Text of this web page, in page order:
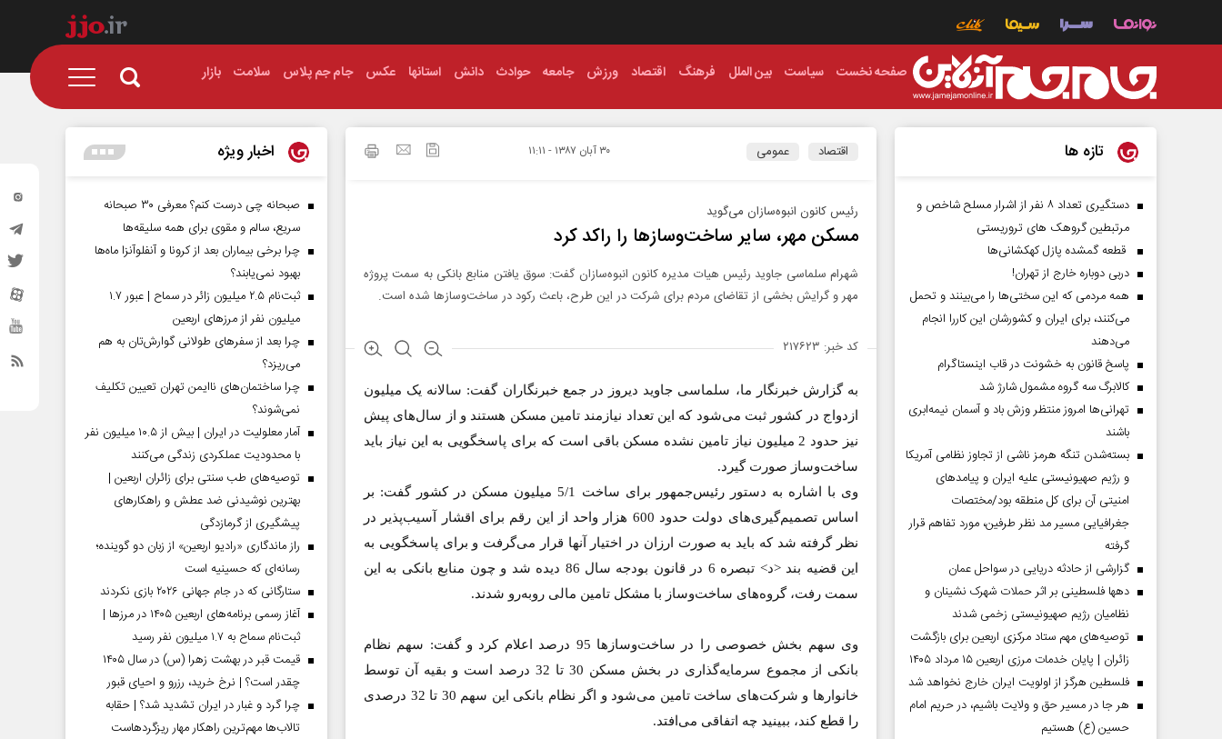
صفحه نخست سیاست بین الملل فرهنگ اقتصاد ورزش جامعه حوادث دانش استانها عکس جام جم پلاس سلامت بازار
اقتصاد عمومی ۳۰ آبان ۱۳۸۷ - ۱۱:۱۱
رئیس کانون انبوه‌سازان می‌گوید
مسکن مهر، سایر ساخت‌وسازها را راکد کرد
شهرام سلماسی جاوید رئیس هیات مدیره کانون انبوه‌سازان گفت: سوق یافتن منابع بانکی به سمت پروژه
مهر و گرایش بخشی از تقاضای مردم برای شرکت در این طرح، باعث رکود در ساخت‌وسازها شده است.
کد خبر: ۲۱۷۶۲۳
به گزارش خبرنگار ما، سلماسی جاوید دیروز در جمع خبرنگاران گفت: سالانه یک میلیون
ازدواج در کشور ثبت می‌شود که این تعداد نیازمند تامین مسکن هستند و از سال‌های پیش
نیز حدود 2 میلیون نیاز تامین نشده مسکن باقی است که برای پاسخگویی به این نیاز باید
ساخت‌وساز صورت گیرد.
وی با اشاره به دستور رئیس‌جمهور برای ساخت 5/1 میلیون مسکن در کشور گفت: بر
اساس تصمیم‌گیری‌های دولت حدود 600 هزار واحد از این رقم برای اقشار آسیب‌پذیر در
نظر گرفته شد که باید به صورت ارزان در اختیار آنها قرار می‌گرفت و برای پاسخگویی به
این قضیه بند <د> تبصره 6 در قانون بودجه سال 86 دیده شد و چون منابع بانکی به این
سمت رفت، گروه‌های ساخت‌وساز با مشکل تامین مالی روبه‌رو شدند.
وی سهم بخش خصوصی را در ساخت‌وسازها 95 درصد اعلام کرد و گفت: سهم نظام
بانکی از مجموع سرمایه‌گذاری در بخش مسکن 30 تا 32 درصد است و بقیه آن توسط
خانوارها و شرکت‌های ساخت تامین می‌شود و اگر نظام بانکی این سهم 30 تا 32 درصدی
را قطع کند، ببینید چه اتفاقی می‌افتد.
تازه ها
دستگیری تعداد ۸ نفر از اشرار مسلح شاخص و
مرتبطین گروهک های تروریستی
قطعه گمشده پازل کهکشانی‌ها
دربی دوباره خارج از تهران!
همه مردمی که این سختی‌ها را می‌بینند و تحمل
می‌کنند، برای ایران و کشورشان این کاررا انجام
می‌دهند
پاسخ قانون به خشونت در قاب اینستاگرام
کالابرگ سه گروه مشمول شارژ شد
تهرانی‌ها امروز منتظر وزش باد و آسمان نیمه‌ابری
باشند
بسته‌شدن تنگه هرمز ناشی از تجاوز نظامی آمریکا
و رژیم صهیونیستی علیه ایران و پیامد‌های
امنیتی آن برای کل منطقه بود/مختصات
جغرافیایی مسیر مد نظر طرفین، مورد تفاهم قرار
گرفته
گزارشی از حادثه دریایی در سواحل عمان
دهها فلسطینی بر اثر حملات شهرک نشینان و
نظامیان رژیم صهیونیستی زخمی شدند
توصیه‌های مهم ستاد مرکزی اربعین برای بازگشت
زائران | پایان خدمات مرزی اربعین ۱۵ مرداد ۱۴۰۵
فلسطین هرگز از اولویت ایران خارج نخواهد شد
هر جا در مسیر حق و ولایت باشیم، در حریم امام
حسین (ع) هستیم
اخبار ویژه
صبحانه چی درست کنم؟ معرفی ۳۰ صبحانه
سریع، سالم و مقوی برای همه سلیقه‌ها
چرا برخی بیماران بعد از کرونا و آنفلوآنزا ماه‌ها
بهبود نمی‌یابند؟
ثبت‌نام ۲.۵ میلیون زائر در سماح | عبور ۱.۷
میلیون نفر از مرز‌های اربعین
چرا بعد از سفرهای طولانی گوارش‌تان به هم
می‌ریزد؟
چرا ساختمان‌های ناایمن تهران تعیین تکلیف
نمی‌شوند؟
آمار معلولیت در ایران | بیش از ۱۰.۵ میلیون نفر
با محدودیت عملکردی زندگی می‌کنند
توصیه‌های طب سنتی برای زائران اربعین |
بهترین نوشیدنی ضد عطش و راهکارهای
پیشگیری از گرمازدگی
راز ماندگاری «رادیو اربعین» از زبان دو گوینده؛
رسانه‌ای که حسینیه است
ستارگانی که در جام جهانی ۲۰۲۶ بازی نکردند
آغاز رسمی برنامه‌های اربعین ۱۴۰۵ در مرز‌ها |
ثبت‌نام سماح به ۱.۷ میلیون نفر رسید
قیمت قبر در بهشت زهرا (س) در سال ۱۴۰۵
چقدر است؟ | نرخ خرید، رزرو و احیای قبور
چرا گرد و غبار در ایران تشدید شد؟ | حقابه
تالاب‌ها مهم‌ترین راهکار مهار ریزگردهاست